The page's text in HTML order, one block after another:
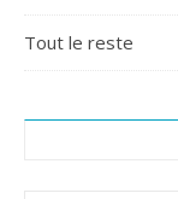
Tout le reste